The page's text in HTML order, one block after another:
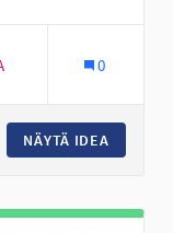
0
NÄYTÄ IDEA